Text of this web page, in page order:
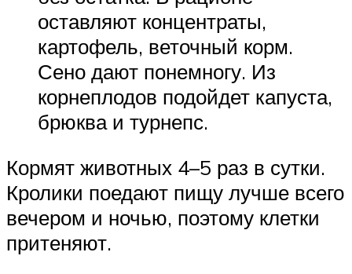
оставляют концентраты,
картофель, веточный корм.
Сено дают понемногу. Из
корнеплодов подойдет капуста,
брюква и турнепс.
Кормят животных 4–5 раз в сутки.
Кролики поедают пищу лучше всего
вечером и ночью, поэтому клетки
притеняют.